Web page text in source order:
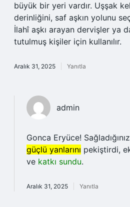
büyük bir yeri vardır. Uşşak
derinliğini, saf aşkın yolunu
İlahî aşkı arayan dervişler ya
tutulmuş kişiler için kullanılır.
Aralık 31, 2025 Yanıtla
admin
Gonca Eryüce!
güçlü yanlarını pekiştirdi,
ve katkı sundu.
Aralık 31, 2025 Yanıtla